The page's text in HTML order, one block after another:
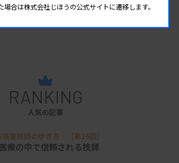
RANKING
人気の記事
検査技師の歩き方 ［第16回］
療の中で信頼される技師
合は株式会社じほうの公式サイトに遷移します。